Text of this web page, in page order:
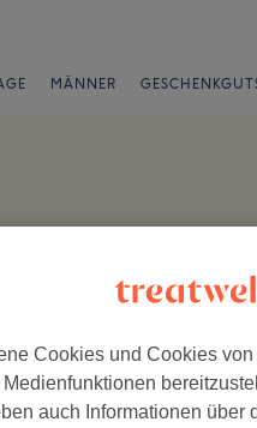
MÄNNER
Cookies und Cookies
auch Informationen über